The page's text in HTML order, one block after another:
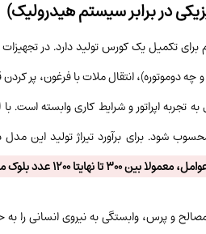
تکمیل یک کورس تولید دارد. در
دوموتوره)، انتقال ملات با فرغون، پر
اپراتور و شرایط کاری وابسته است.
شود. برای برآورد تیراژ تولید این مدل
و پرس، وابستگی به نیروی انسانی را